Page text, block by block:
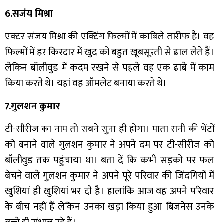
6.सजंय मिश्रा
एक्टर संजय मिश्रा की एक्टिंग फिल्मों में काबिले तारीफ है। वह
फिल्मों में हर किरदार में खुद को बहुत खूबसूरती से ढाल लेते हैं।
लेकिन बॉलीवुड में कदम रखने से पहले वह एक ढाबे में काम
किया करते थे। यहां वह ऑमलेट बनाया करते थे।
7.गुलशन कुमार
टी-सीरीज का नाम तो सबने सुना ही होगा। माता रानी की भेंटों
को बनाने वाले गुलशन कुमार ने अपने दम पर टी-सीरीज को
बॉलीवुड तक पहुंचाया था। बता दें कि कभी सड़को पर फल
बेचने वाले गुलशन कुमार ने अपने पूरे परिवार की जिंदगियों में
खुशियां ही खुशियां भर दी है। हालांकि आज वह अपने परिवार
के बीच नहीं हैं लेकिन उनका खड़ा किया हुआ बिजनेस उनके